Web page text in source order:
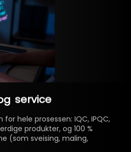
service
hele prosessen: IQC, IPQC,
produkter, og 100 %
(som sveising, maling,